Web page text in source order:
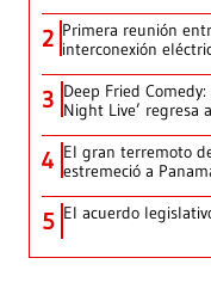
2 Primera reunión
interconexión
3 Deep Fried
Night Live’ regresa
4 El gran terremoto
estremeció a
5 El acuerdo